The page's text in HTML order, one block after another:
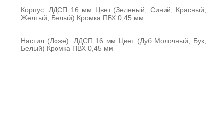
СТЕЛЛАЖИ И СТЕНКИ
(43)
УГОЛКИ ПРИРОДЫ ИЗО
МЯГКАЯ МЕБЕЛЬ (3)
Корпус: ЛДСП 16 мм Цвет (Зеленый, Синий, Красный,
Желтый, Белый) Кромка ПВХ 0,45 мм
Настил (Ложе): ЛДСП 16 мм Цвет (Дуб Молочный, Бук,
Белый) Кромка ПВХ 0,45 мм